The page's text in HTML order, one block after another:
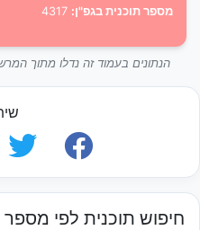
מספר תוכנית בגפ"ן:
הנתונים בעמוד זה נדלו מתוך
חיפוש תוכנית לפי מספר